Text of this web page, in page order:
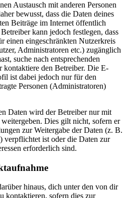
Austausch mit anderen Personen
bewusst, dass die Daten deines
Beiträge im Internet öffentlich
kann jedoch festlegen, dass
einen eingeschränkten Nutzerkreis
Administratoren etc.) zugänglich
suche nach entsprechenden
den Betreiber. Die E-
ist dabei jedoch nur für den
Personen (Administratoren)
Daten wird der Betreiber nur mit
Dies gilt nicht, sofern er
zur Weitergabe der Daten (z. B.
verpflichtet ist oder die Daten zur
erforderlich sind.
hinaus, dich unter den von dir
kontaktieren, sofern dies zur